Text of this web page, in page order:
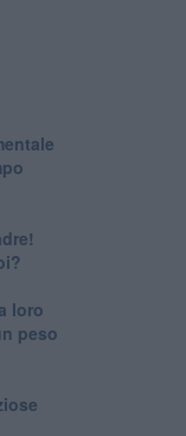
loro
peso